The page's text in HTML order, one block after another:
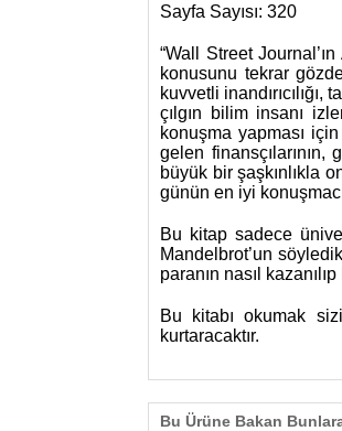
Sayfa Sayısı: 320
“Wall Street
konusunu tekrar
kuvvetli
çılgın bilim insanı
konuşma yapması
gelen
büyük bir şaşkınlıkla
günün en iyi
Bu kitap sadece
Mandelbrot’un
paranın nasıl
Bu kitabı okumak
kurtaracaktır.
Bu Ürüne Bakan